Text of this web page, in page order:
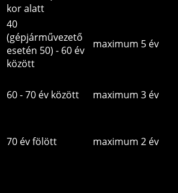
kor alatt
40
(gépjárművezető
esetén 50) - 60 év
között
maximum 5 év
60 - 70 év között maximum 3 év
70 év fölött maximum 2 év